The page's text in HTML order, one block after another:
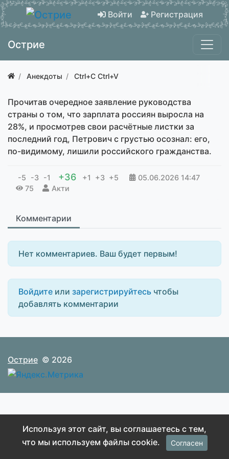
Войти Регистрация
Острие
Анекдоты Ctrl+C Ctrl+V
Прочитав очередное заявление руководства
страны о том, что зарплата россиян выросла на
28%, и просмотрев свои расчётные листки за
последний год, Петрович с грустью осознал: его,
по-видимому, лишили российского гражданства.
-5 -3 -1 +36 +1 +3 +5 05.06.2026 14:47
75
Акти
Комментарии
Нет комментариев. Ваш будет первым!
Войдите или зарегистрируйтесь чтобы
добавлять комментарии
Острие © 2026
Используя этот сайт, вы соглашаетесь с тем,
что мы используем файлы cookie.
Согласен